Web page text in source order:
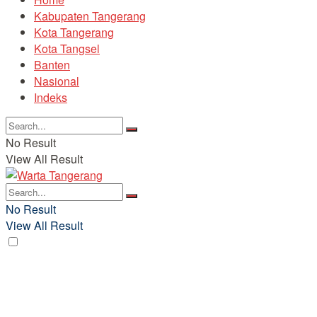
Kabupaten Tangerang
Kota Tangerang
Kota Tangsel
Banten
Nasional
Indeks
No Result
View All Result
No Result
View All Result